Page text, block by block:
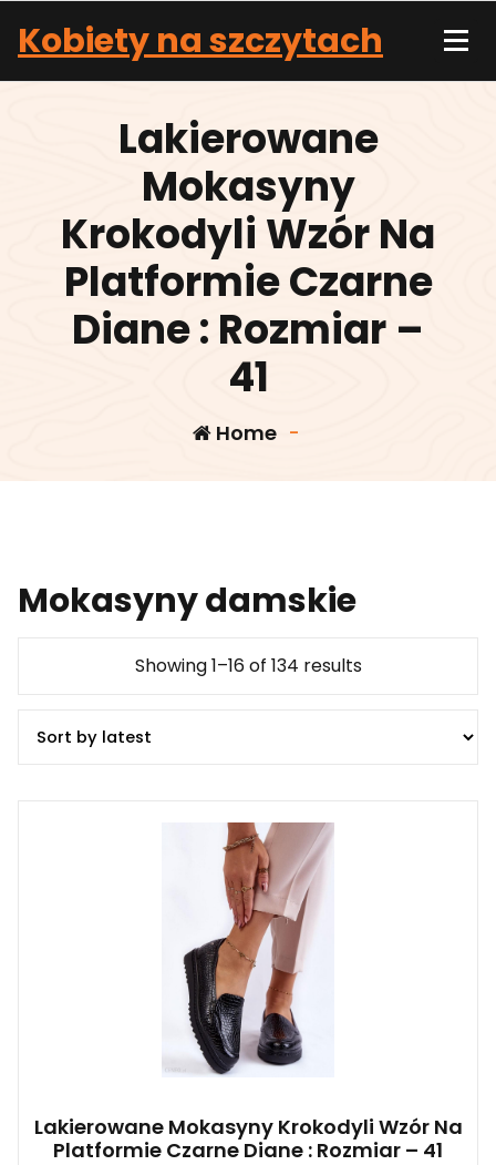
content
Kobiety na szczytach
Lakierowane
Mokasyny
Krokodyli Wzór Na
Platformie Czarne
Diane : Rozmiar –
41
Home -
Mokasyny damskie
Showing 1–16 of 134 results
Lakierowane Mokasyny Krokodyli Wzór Na
Platformie Czarne Diane : Rozmiar – 41